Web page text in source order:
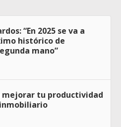
“En 2025 se va a
histórico de
mano”
mejorar tu productividad